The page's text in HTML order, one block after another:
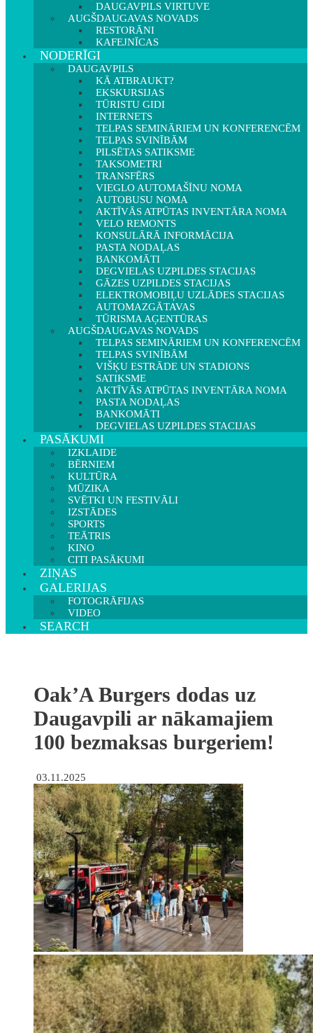
DAUGAVPILS VIRTUVE
AUGŠDAUGAVAS NOVADS
RESTORĀNI
KAFEJNĪCAS
NODERĪGI
DAUGAVPILS
KĀ ATBRAUKT?
EKSKURSIJAS
TŪRISTU GIDI
INTERNETS
TELPAS SEMINĀRIEM UN KONFERENCĒM
TELPAS SVINĪBĀM
PILSĒTAS SATIKSME
TAKSOMETRI
TRANSFĒRS
VIEGLO AUTOMAŠĪNU NOMA
AUTOBUSU NOMA
AKTĪVĀS ATPŪTAS INVENTĀRA NOMA
VELO REMONTS
KONSULĀRĀ INFORMĀCIJA
PASTA NODAĻAS
BANKOMĀTI
DEGVIELAS UZPILDES STACIJAS
GĀZES UZPILDES STACIJAS
ELEKTROMOBIĻU UZLĀDES STACIJAS
AUTOMAZGĀTAVAS
TŪRISMA AĢENTŪRAS
AUGŠDAUGAVAS NOVADS
TELPAS SEMINĀRIEM UN KONFERENCĒM
TELPAS SVINĪBĀM
VIŠĶU ESTRĀDE UN STADIONS
SATIKSME
AKTĪVĀS ATPŪTAS INVENTĀRA NOMA
PASTA NODAĻAS
BANKOMĀTI
DEGVIELAS UZPILDES STACIJAS
PASĀKUMI
IZKLAIDE
BĒRNIEM
KULTŪRA
MŪZIKA
SVĒTKI UN FESTIVĀLI
IZSTĀDES
SPORTS
TEĀTRIS
KINO
CITI PASĀKUMI
ZIŅAS
GALERIJAS
FOTOGRĀFIJAS
VIDEO
SEARCH
Oak’A Burgers dodas uz
Daugavpili ar nākamajiem
100 bezmaksas burgeriem!
03.11.2025